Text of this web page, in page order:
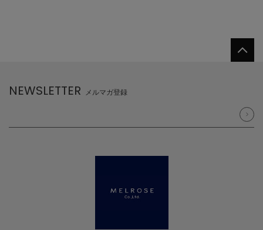
NEWSLETTER メルマガ登録